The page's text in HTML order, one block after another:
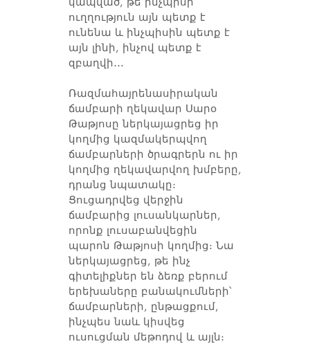
ուղղություն այն պետք է
ունենա և ինչպիսին պետք է
այն լինի, ինչով պետք է
զբաղվի․․․
Ռազմահայրենասիրական
ճամբարի ղեկավար Սարօ
Թաթյոսը ներկայացրեց իր
կողմից կազմակերպվող
ճամբարների ծրագրերն ու իր
կողմից ղեկավարվող խմբերը,
դրանց նպատակը։
Ցուցադրվեց վերջին
ճամբարից լուսանկարներ,
որոնք լուսաբանվեցին
պարոն Թաթյոսի կողմից։ Նա
ներկայացրեց, թե ինչ
գիտելիքներ են ձեռք բերում
երեխաները բանակումների՝
ճամբարների, ընթացքում,
ինչպես նաև կիսվեց
ուսուցման մեթոդով և այլն։